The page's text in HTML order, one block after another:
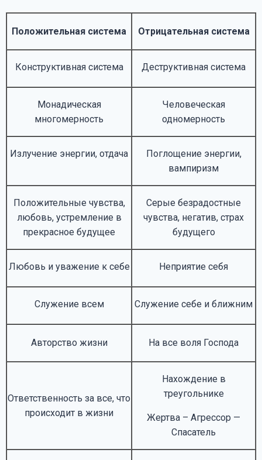
Положительная система Отрицательная система
Конструктивная система Деструктивная система
Монадическая
многомерность
Человеческая
одномерность
Излучение энергии, отдача
Поглощение энергии,
вампиризм
Положительные чувства,
любовь, устремление в
прекрасное будущее
Серые безрадостные
чувства, негатив, страх
будущего
Любовь и уважение к себе Неприятие себя
Служение всем Служение себе и ближним
Авторство жизни На все воля Господа
Ответственность за все, что
происходит в жизни
Нахождение в
треугольнике
Жертва – Агрессор —
Спасатель